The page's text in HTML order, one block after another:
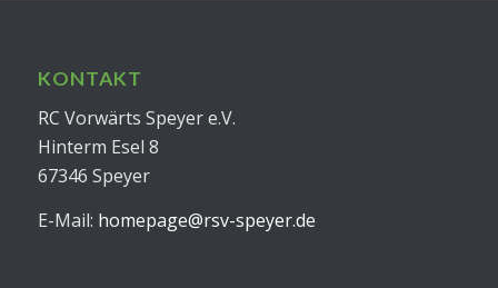
KONTAKT
RC Vorwärts Speyer e.V.
Hinterm Esel 8
67346 Speyer
E-Mail: homepage@rsv-speyer.de